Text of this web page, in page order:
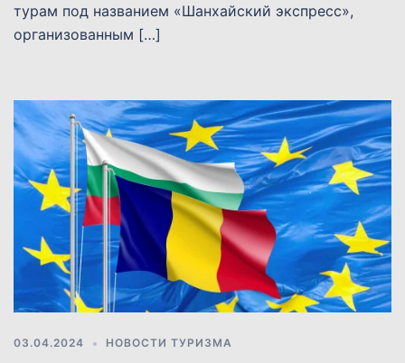
турам под названием «Шанхайский экспресс»,
организованным […]
03.04.2024 НОВОСТИ ТУРИЗМА